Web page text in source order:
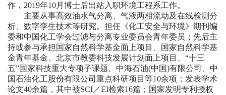
教
学
师
资
队
作， 2019年10月博士后出站入职环境工程系工作。
主要从事高效油水气分离、气液两相流动及在线检测分
析、数字孪生技术等研究。担任《化工安全与环境》期刊编
委和中国化工学会过滤与分离专业委员会青年委员；先后主
持或参与承担国家自然科学基金面上项目、国家自然科学基
金青年基金、北京市教委科技发展计划面上项目、“十三
五”国家科技重大专项子课题、中海石油(中国)有限公司、中
国石油化工股份有限公司重点科研项目等10余项；发表学术
论文40余篇，其中被SCI ／EI检索16篇；国家发明专利授权